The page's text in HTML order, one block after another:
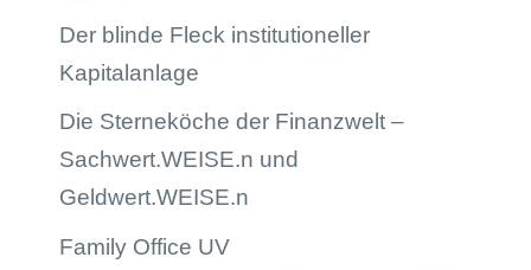
Der blinde Fleck institutioneller
Kapitalanlage
Die Sterneköche der Finanzwelt –
Sachwert.WEISE.n und
Geldwert.WEISE.n
Family Office UV